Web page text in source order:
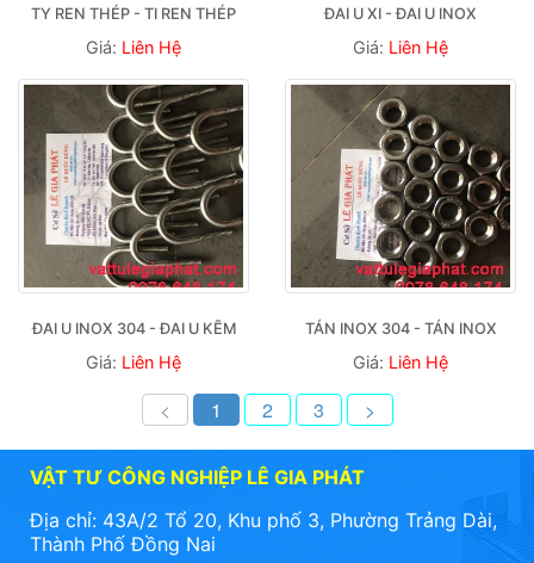
TY REN THÉP - TI REN THÉP
Giá: Liên Hệ
ĐAI U XI - ĐAI U INOX
Giá: Liên Hệ
ĐAI U INOX 304 - ĐAI U KẼM
Giá: Liên Hệ
TÁN INOX 304 - TÁN INOX
Giá: Liên Hệ
< 1 2 3 >
VẬT TƯ CÔNG NGHIỆP LÊ GIA PHÁT
Địa chỉ: 43A/2 Tổ 20, Khu phố 3, Phường Trảng Dài,
Thành Phố Đồng Nai